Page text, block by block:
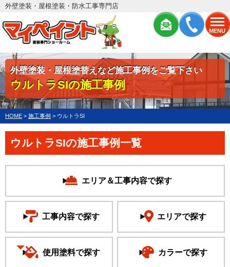
MENU
外壁塗装・屋根塗装・防水工事専門店
外壁塗装・屋根塗替えなど施工事例をご覧下さい
ウルトラSIの施工事例
HOME > 施工事例 > ウルトラSI
ウルトラSIの施工事例一覧
エリア＆工事内容で探す
工事内容で探す エリアで探す
使用塗料で探す カラーで探す